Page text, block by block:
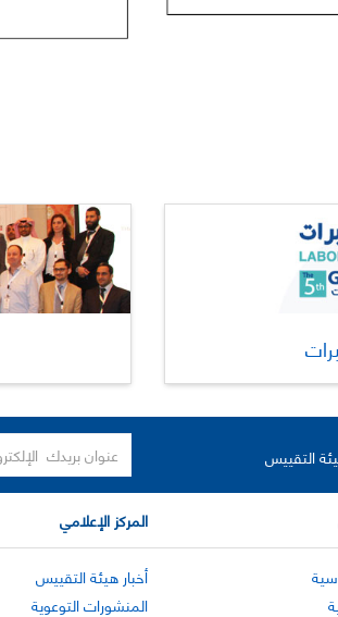
التقييس
المركز الإعلامي
أخبار هيئة التقييس
المنشورات التوعوية